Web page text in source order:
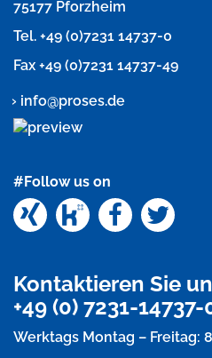
75177 Pforzheim
Tel. +49 (0)7231 14737-0
Fax +49 (0)7231 14737-49
info@proses.de
#Follow us on
XingKununuFacebook
Kontaktieren Sie
+49 (0) 7231-14737-
Werktags Montag – Freitag: